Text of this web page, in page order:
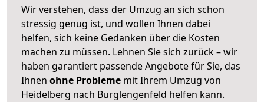
Wir verstehen, dass der Umzug an sich schon
stressig genug ist, und wollen Ihnen dabei
helfen, sich keine Gedanken über die Kosten
machen zu müssen. Lehnen Sie sich zurück – wir
haben garantiert passende Angebote für Sie, das
Ihnen ohne Probleme mit Ihrem Umzug von
Heidelberg nach Burglengenfeld helfen kann.